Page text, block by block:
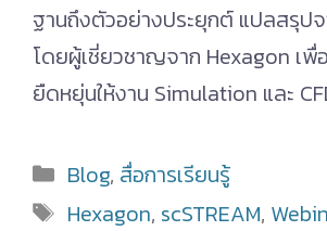
ฐานถึงตัวอย่างประยุกต์ แปลสรุป
โดยผู้เชี่ยวชาญจาก Hexagon เพื่
ยืดหยุ่นให้งาน Simulation และ
Categories
Blog, สื่อการเรียนรู้
Tags
Hexagon, scSTREAM,